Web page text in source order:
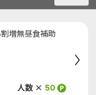
増無昼食補助
人数 × 50 P